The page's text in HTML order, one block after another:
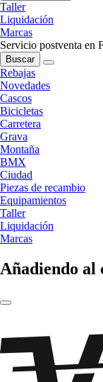
Taller
Liquidación
Marcas
Servicio postventa en
Buscar
Rebajas
Novedades
Cascos
Bicicletas
Carretera
Grava
Montaña
BMX
Ciudad
Piezas de recambio
Equipamientos
Taller
Liquidación
Marcas
Añadiendo al